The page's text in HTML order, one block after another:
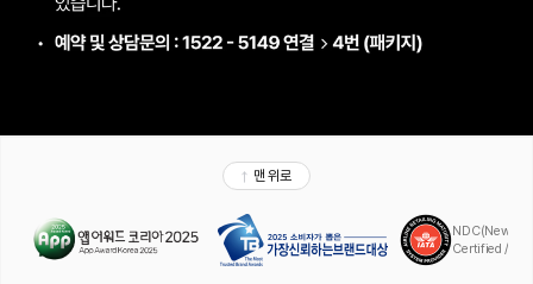
맨 위로
NDC(New
Certified /